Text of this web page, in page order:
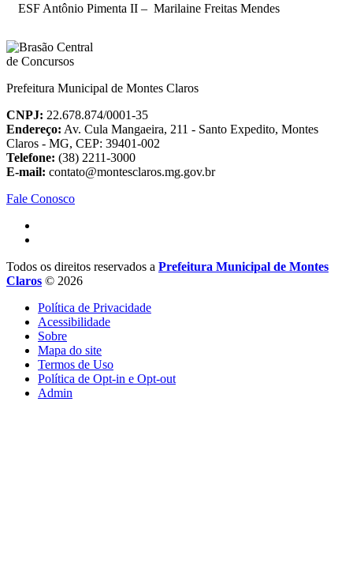
ESF Antônio Pimenta II – Marilaine Freitas Mendes
Prefeitura Municipal de Montes Claros
CNPJ: 22.678.874/0001-35
Endereço: Av. Cula Mangaeira, 211 - Santo Expedito, Montes
Claros - MG, CEP: 39401-002
Telefone: (38) 2211-3000
E-mail: contato@montesclaros.mg.gov.br
Fale Conosco
Todos os direitos reservados a Prefeitura Municipal de Montes
Claros © 2026
Política de Privacidade
Acessibilidade
Sobre
Mapa do site
Termos de Uso
Política de Opt-in e Opt-out
Admin